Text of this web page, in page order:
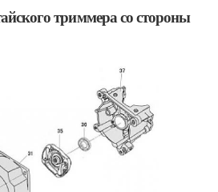
триммера со стороны